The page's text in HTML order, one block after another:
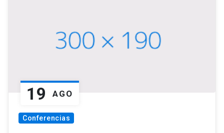
19 AGO
Conferencias